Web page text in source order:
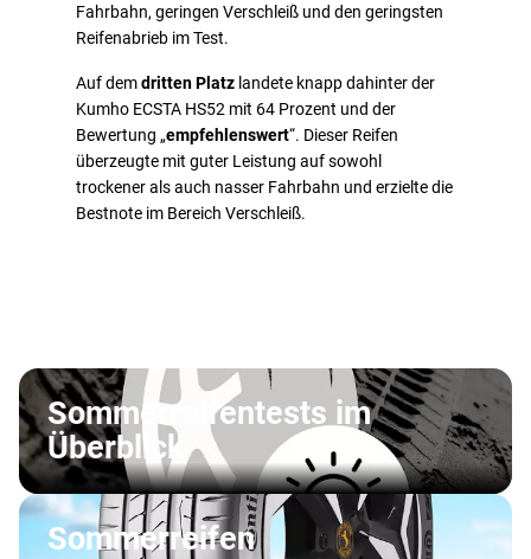
Fahrbahn, geringen Verschleiß und den geringsten
Reifenabrieb im Test.
Auf demdritten Platz landete knapp dahinter der
Kumho ECSTA HS52 mit 64 Prozent und der
Bewertung „empfehlenswert“. Dieser Reifen
überzeugte mit guter Leistung auf sowohl
trockener als auch nasser Fahrbahn und erzielte die
Bestnote im Bereich Verschleiß.
Sommerreifentests im
Überblick
Sommerreifen